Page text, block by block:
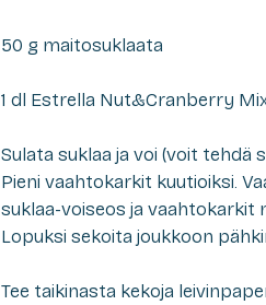
50 g maitosuklaata
1 dl Estrella Nut&Cranberry
Sulata suklaa ja voi (voit tehdä
Pieni vaahtokarkit kuutioiksi.
suklaa-voiseos ja vaahtokarkit
Lopuksi sekoita joukkoon
Tee taikinasta kekoja